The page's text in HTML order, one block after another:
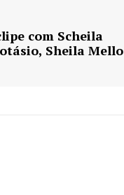
com Scheila
Sheila Mello